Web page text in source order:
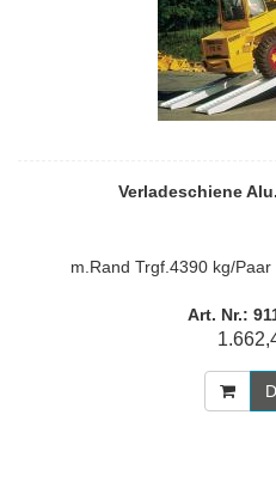
Verladeschiene
m.Rand Trgf.4390 kg/
Art. Nr.: